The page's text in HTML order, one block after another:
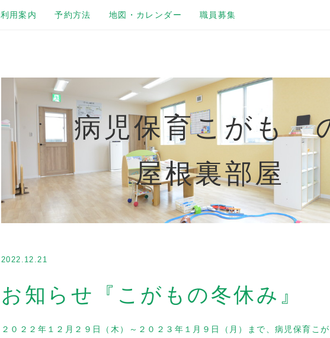
利用案内 予約方法 地図・カレンダー 職員募集
病児保育こがも
屋根裏部屋
2022.12.21
お知らせ『こがもの冬休み』
２０２２年１２月２９日（木）～２０２３年１月９日（月）まで、病児保育こ